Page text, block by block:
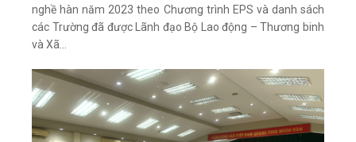
nghề hàn năm 2023 theo Chương trình EPS và danh sách
các Trường đã được Lãnh đạo Bộ Lao động – Thương binh
và Xã...